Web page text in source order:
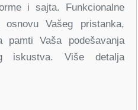
11) 32 31 552
i sajta. Funkcionalne
Vašeg pristanka,
pamti Vaša podešavanja
iskustva. Više detalja